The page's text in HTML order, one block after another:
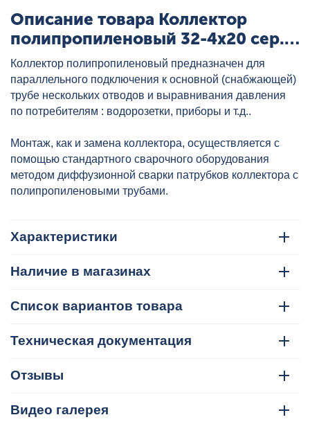
Описание товара Коллектор
полипропиленовый 32-4x20 сер.
HEISSKRAFT, артикул: 70132420
Коллектор полипропиленовый предназначен для
параллельного подключения к основной (снабжающей)
трубе нескольких отводов и выравнивания давления
по потребителям : водорозетки, приборы и т.д..
Монтаж, как и замена коллектора, осуществляется с
помощью стандартного сварочного оборудования
методом диффузионной сварки патрубков коллектора с
полипропиленовыми трубами.
Характеристики
Наличие в магазинах
Список вариантов товара
Техническая документация
Отзывы
Видео галерея